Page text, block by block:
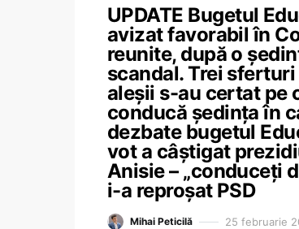
UPDATE Bugetul
avizat favorabil în
reunite, după o
scandal. Trei sferturi
aleșii s-au certat pe
conducă ședința în
dezbate bugetul
vot a câștigat
Anisie – „conduceți
i-a reproșat PSD
Mihai Peticilă 25 februarie